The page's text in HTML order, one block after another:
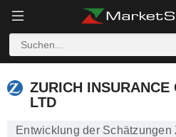
ZURICH INSURANCE
LTD
Entwicklung der Schätzungen